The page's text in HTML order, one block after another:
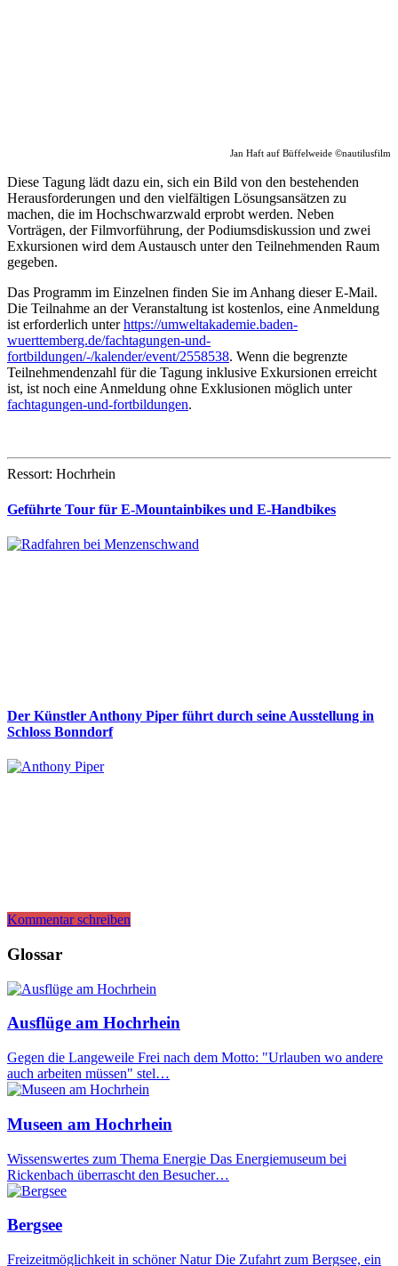
Jan Haft auf Büffelweide ©nautilusfilm
Diese Tagung lädt dazu ein, sich ein Bild von den bestehenden
Herausforderungen und den vielfältigen Lösungsansätzen zu
machen, die im Hochschwarzwald erprobt werden. Neben
Vorträgen, der Filmvorführung, der Podiumsdiskussion und zwei
Exkursionen wird dem Austausch unter den Teilnehmenden Raum
gegeben.
Das Programm im Einzelnen finden Sie im Anhang dieser E-Mail.
Die Teilnahme an der Veranstaltung ist kostenlos, eine Anmeldung
ist erforderlich unterhttps://umweltakademie.baden-
wuerttemberg.de/fachtagungen-und-
fortbildungen/-/kalender/event/2558538. Wenn die begrenzte
Teilnehmendenzahl für die Tagung inklusive Exkursionen erreicht
ist, ist noch eine Anmeldung ohne Exklusionen möglich unter
fachtagungen-und-fortbildungen.
Ressort: Hochrhein
Geführte Tour für E-Mountainbikes und E-Handbikes
Der Künstler Anthony Piper führt durch seine Ausstellung in
Schloss Bonndorf
Kommentar schreiben
Glossar
Ausflüge am Hochrhein
Gegen die Langeweile Frei nach dem Motto: "Urlauben wo andere
auch arbeiten müssen" stel…
Museen am Hochrhein
Wissenswertes zum Thema Energie Das Energiemuseum bei
Rickenbach überrascht den Besucher…
Bergsee
Freizeitmöglichkeit in schöner Natur Die Zufahrt zum Bergsee, ein